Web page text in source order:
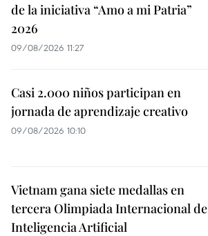
de la iniciativa “Amo a mi Patria”
2026
09/08/2026 11:27
Casi 2.000 niños participan en
jornada de aprendizaje creativo
09/08/2026 10:10
Vietnam gana siete medallas en
tercera Olimpiada Internacional de
Inteligencia Artificial